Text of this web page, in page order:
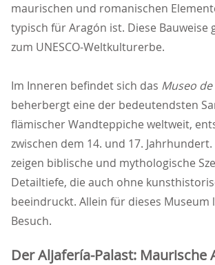
maurischen und romanischen
typisch für Aragón ist. Diese Bauweise
zum UNESCO-Weltkulturerbe.
Im Inneren befindet sich das Museo de
beherbergt eine der bedeutendsten
flämischer Wandteppiche weltweit,
zwischen dem 14. und 17.
zeigen biblische und mythologische
Detailtiefe, die auch ohne
beeindruckt. Allein für dieses Museum
Besuch.
Der Aljafería-Palast: Maurische